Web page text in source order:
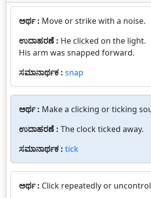
ಅರ್ಥ : Move or strike with a noise.
ಉದಾಹರಣೆ : He clicked on the light.
His arm was snapped forward.
ಸಮಾನಾರ್ಥಕ : snap
ಅರ್ಥ : Make a clicking or ticking
ಉದಾಹರಣೆ : The clock ticked away.
ಸಮಾನಾರ್ಥಕ : tick
ಅರ್ಥ : Click repeatedly or